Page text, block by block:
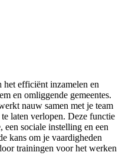
het efficiënt inzamelen en
en omliggende gemeentes.
nauw samen met je team
laten verlopen. Deze functie
een sociale instelling en een
kans om je vaardigheden
trainingen voor het werken